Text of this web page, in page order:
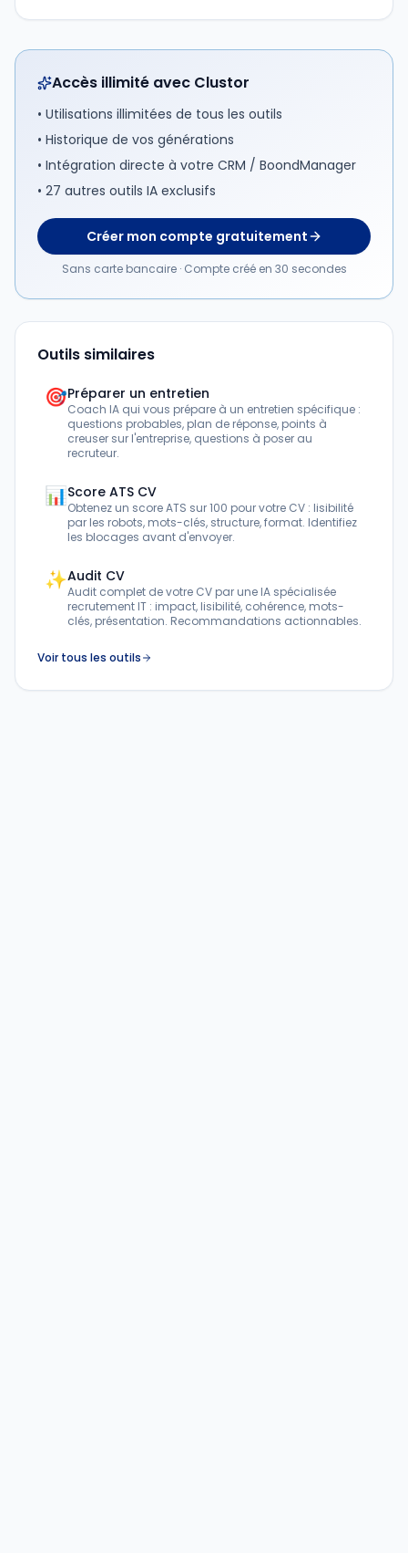
Accès illimité avec Clustor
• Utilisations illimitées de tous les outils
• Historique de vos générations
• Intégration directe à votre CRM / BoondManager
• 27 autres outils IA exclusifs
Créer mon compte gratuitement
Sans carte bancaire · Compte créé en 30 secondes
Outils similaires
🎯Préparer un entretien
Coach IA qui vous prépare à un entretien spécifique :
questions probables, plan de réponse, points à
creuser sur l'entreprise, questions à poser au
recruteur.
📊Score ATS CV
Obtenez un score ATS sur 100 pour votre CV : lisibilité
par les robots, mots-clés, structure, format. Identifiez
les blocages avant d'envoyer.
✨Audit CV
Audit complet de votre CV par une IA spécialisée
recrutement IT : impact, lisibilité, cohérence, mots-
clés, présentation. Recommandations actionnables.
Voir tous les outils